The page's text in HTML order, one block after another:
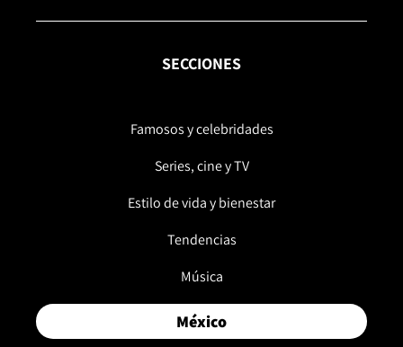
SECCIONES
Famosos y celebridades
Series, cine y TV
Estilo de vida y bienestar
Tendencias
Música
México